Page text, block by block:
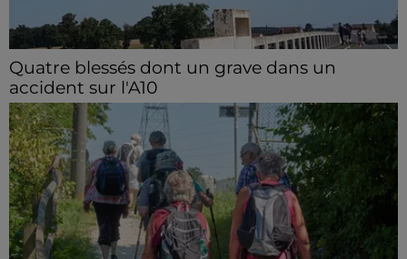
Quatre blessés dont un grave dans un
accident sur l'A10
Le choc a eu lieu dans la matinée, vendredi 7 août à
hauteur de Sainville en direction d'Orléans.